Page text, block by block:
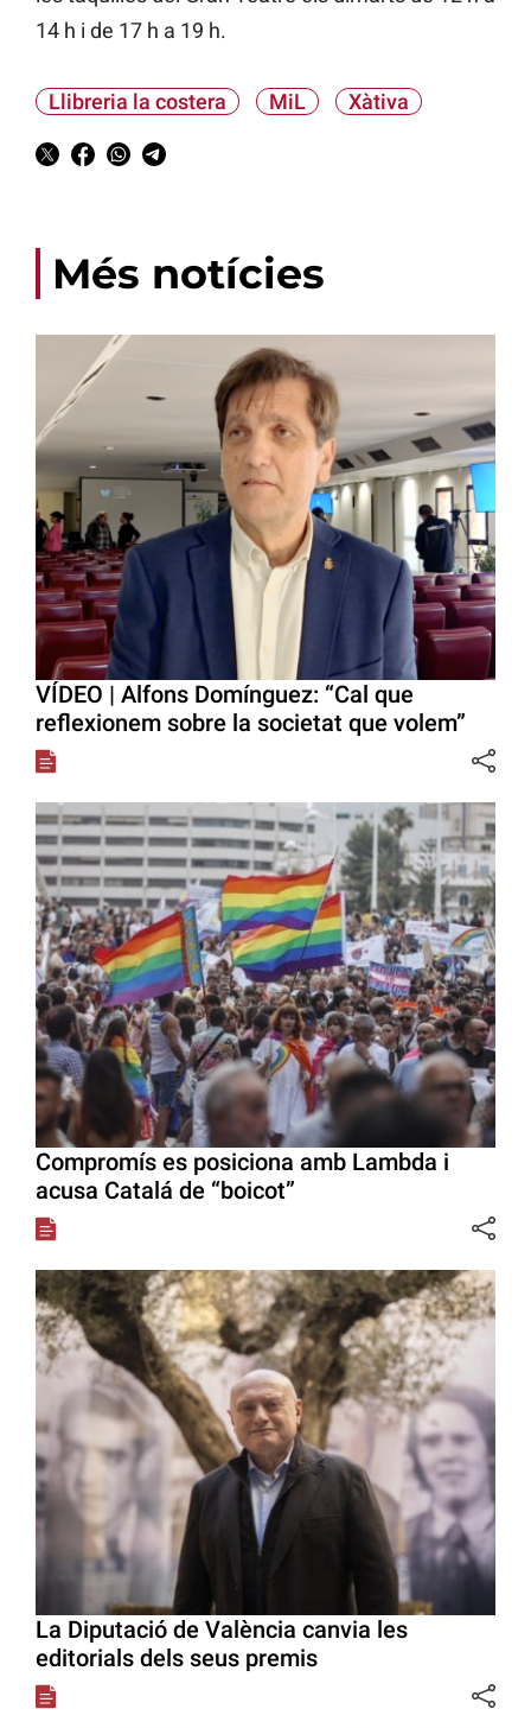
14 h i de 17 h a 19 h.
Llibreria la costera MiL Xàtiva
Més notícies
VÍDEO | Alfons Domínguez: “Cal que
reflexionem sobre la societat que volem”
Compromís es posiciona amb Lambda i
acusa Catalá de “boicot”
La Diputació de València canvia les
editorials dels seus premis